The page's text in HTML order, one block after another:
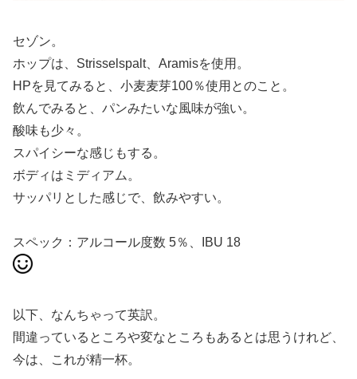
セゾン。
ホップは、Strisselspalt、Aramisを使用。
HPを見てみると、小麦麦芽100％使用とのこと。
飲んでみると、パンみたいな風味が強い。
酸味も少々。
スパイシーな感じもする。
ボディはミディアム。
サッパリとした感じで、飲みやすい。
スペック：アルコール度数 5％、IBU 18
以下、なんちゃって英訳。
間違っているところや変なところもあるとは思うけれど、
今は、これが精一杯。